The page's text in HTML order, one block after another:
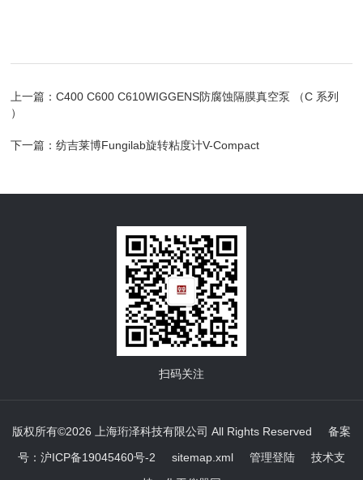
上一篇：C400 C600 C610WIGGENS防腐蚀隔膜真空泵 （C 系列
）
下一篇：纺吉莱博Fungilab旋转粘度计V-Compact
扫码关注
版权所有©2026 上海珩泽科技有限公司 All Rights Reserved 备案
号：沪ICP备19045460号-2
sitemap.xml 管理登陆技术支